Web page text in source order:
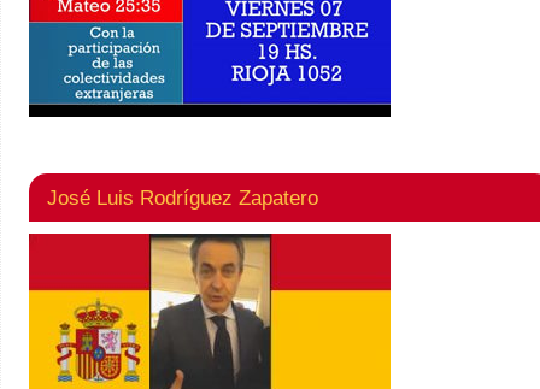
José Luis Rodríguez Zapatero